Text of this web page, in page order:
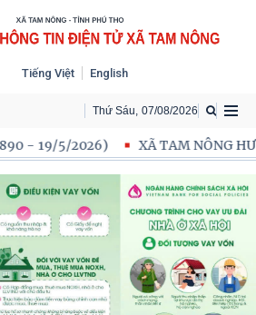
Tiếng Việt English
Thứ Sáu 07/08/2026
XÃ TAM NÔNG HƯỞNG ỨNG CHIẾN